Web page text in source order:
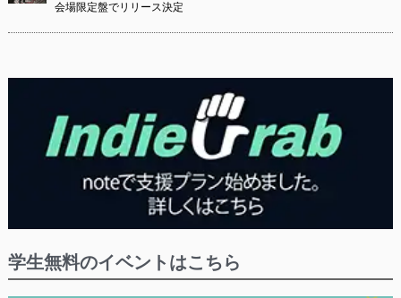
会場限定盤でリリース決定
学生無料のイベントはこちら